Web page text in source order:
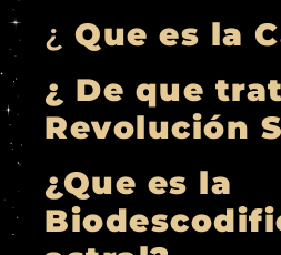
¿ Que es la
¿ De que
Revolución
¿Que es la